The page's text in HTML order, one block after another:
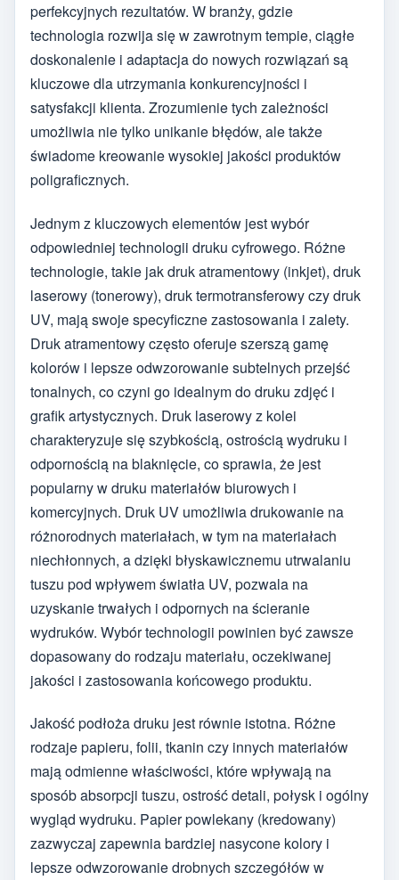
perfekcyjnych rezultatów. W branży, gdzie
technologia rozwija się w zawrotnym tempie, ciągłe
doskonalenie i adaptacja do nowych rozwiązań są
kluczowe dla utrzymania konkurencyjności i
satysfakcji klienta. Zrozumienie tych zależności
umożliwia nie tylko unikanie błędów, ale także
świadome kreowanie wysokiej jakości produktów
poligraficznych.
Jednym z kluczowych elementów jest wybór
odpowiedniej technologii druku cyfrowego. Różne
technologie, takie jak druk atramentowy (inkjet), druk
laserowy (tonerowy), druk termotransferowy czy druk
UV, mają swoje specyficzne zastosowania i zalety.
Druk atramentowy często oferuje szerszą gamę
kolorów i lepsze odwzorowanie subtelnych przejść
tonalnych, co czyni go idealnym do druku zdjęć i
grafik artystycznych. Druk laserowy z kolei
charakteryzuje się szybkością, ostrością wydruku i
odpornością na blaknięcie, co sprawia, że jest
popularny w druku materiałów biurowych i
komercyjnych. Druk UV umożliwia drukowanie na
różnorodnych materiałach, w tym na materiałach
niechłonnych, a dzięki błyskawicznemu utrwalaniu
tuszu pod wpływem światła UV, pozwala na
uzyskanie trwałych i odpornych na ścieranie
wydruków. Wybór technologii powinien być zawsze
dopasowany do rodzaju materiału, oczekiwanej
jakości i zastosowania końcowego produktu.
Jakość podłoża druku jest równie istotna. Różne
rodzaje papieru, folii, tkanin czy innych materiałów
mają odmienne właściwości, które wpływają na
sposób absorpcji tuszu, ostrość detali, połysk i ogólny
wygląd wydruku. Papier powlekany (kredowany)
zazwyczaj zapewnia bardziej nasycone kolory i
lepsze odwzorowanie drobnych szczegółów w